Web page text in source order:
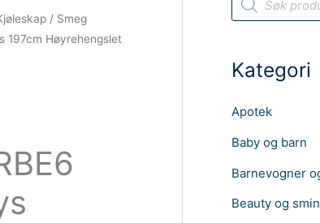
/ Smeg
197cm Høyrehengslet
o
t
s
e
a
c
h
Kategori
Apotek
Baby og barn
Barnevogner
Beauty og